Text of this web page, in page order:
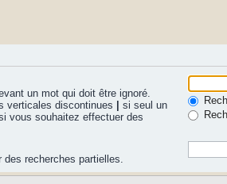
un mot qui doit être ignoré.
verticales discontinues
si seul un
vous souhaitez effectuer des
recherches partielles.